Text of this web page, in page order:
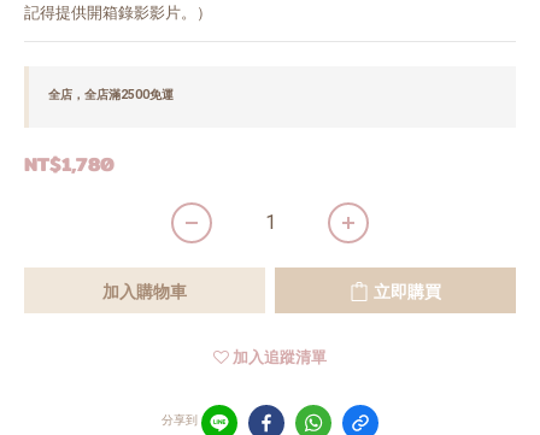
記得提供開箱錄影影片。）
全店，全店滿2500免運
NT$1,780
加入購物車 立即購買
加入追蹤清單
分享到